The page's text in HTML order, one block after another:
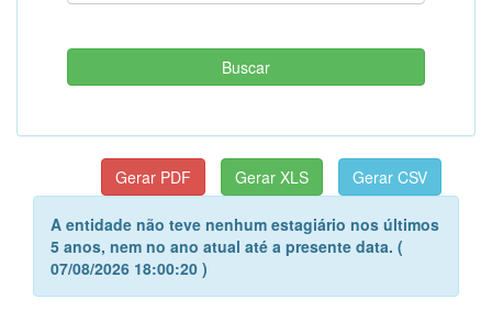
A entidade não teve nenhum estagiário nos últimos
5 anos, nem no ano atual até a presente data. (
07/08/2026 18:00:20 )